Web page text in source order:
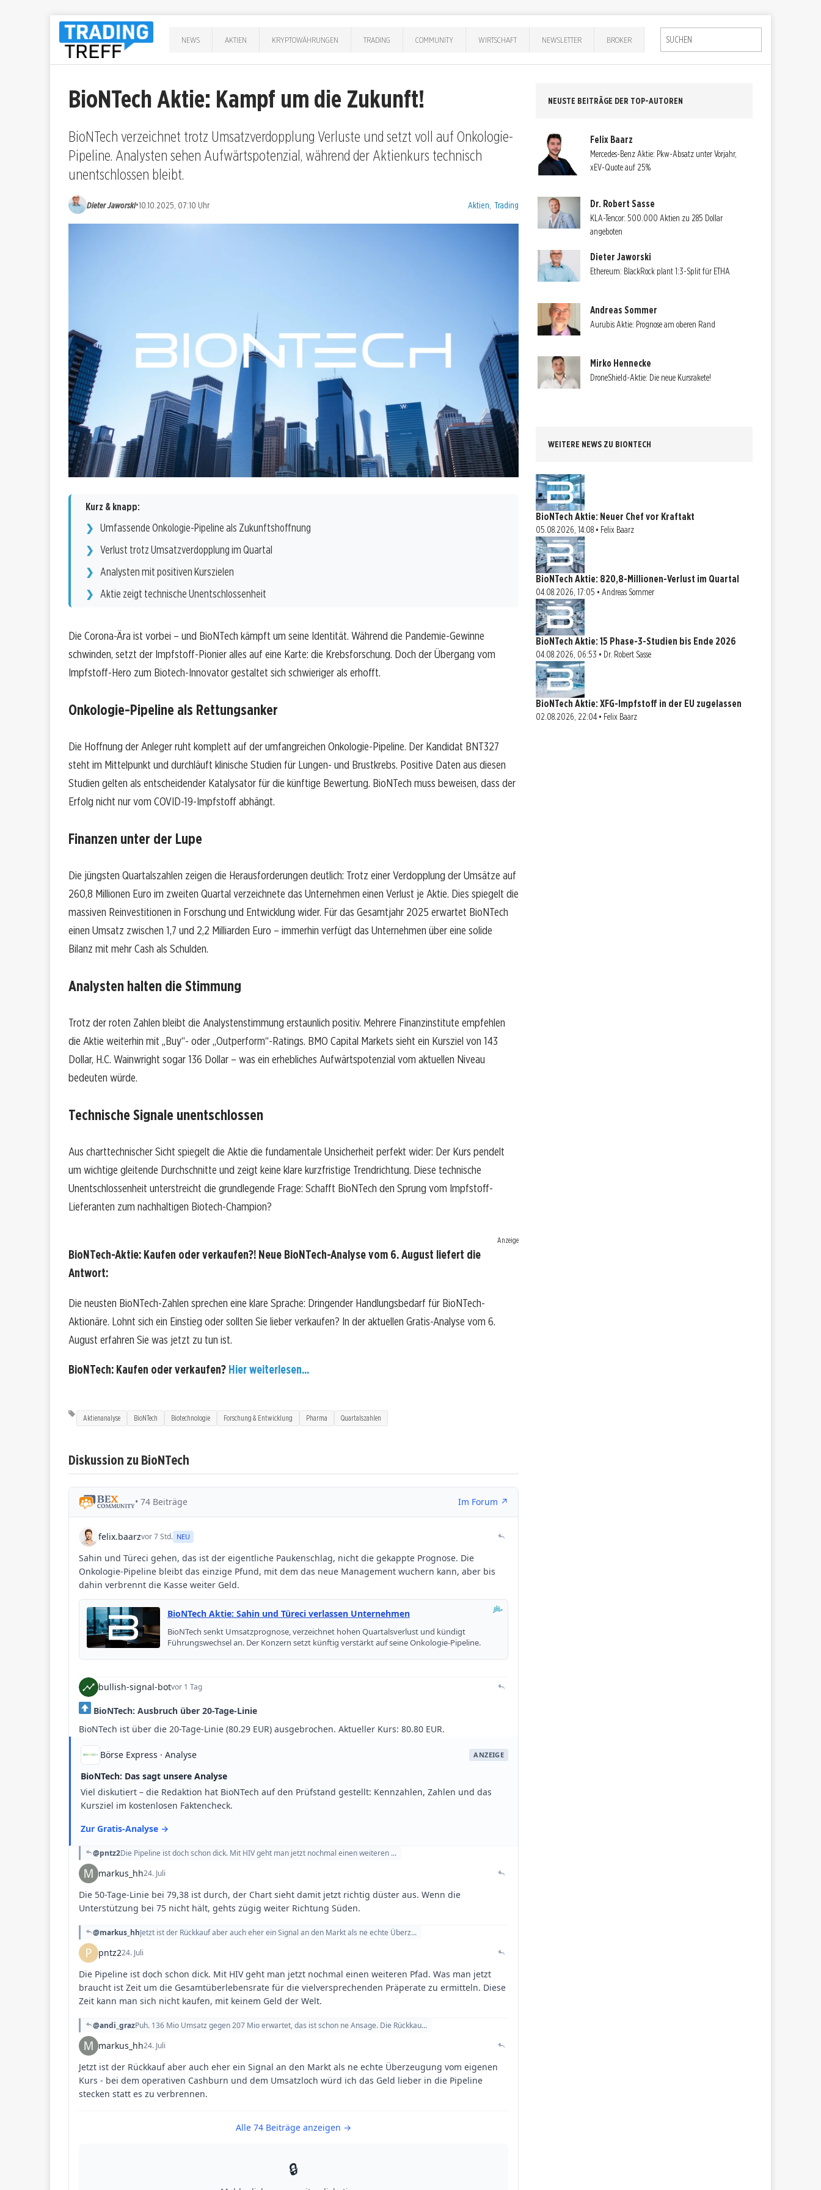
NEWS AKTIEN KRYPTOWÄHRUNGEN TRADING COMMUNITY WIRTSCHAFT NEWSLETTER BROKER
BioNTech Aktie: Kampf um die Zukunft!
BioNTech verzeichnet trotz Umsatzverdopplung Verluste und setzt voll auf Onkologie-
Pipeline. Analysten sehen Aufwärtspotenzial, während der Aktienkurs technisch
unentschlossen bleibt.
Dieter Jaworski•10.10.2025, 07:10 Uhr Kategorien:
Aktien Trading
Kurz & knapp:
Umfassende Onkologie-Pipeline als Zukunftshoffnung
Verlust trotz Umsatzverdopplung im Quartal
Analysten mit positiven Kurszielen
Aktie zeigt technische Unentschlossenheit
Die Corona-Ära ist vorbei – und BioNTech kämpft um seine Identität. Während die Pandemie-Gewinne
schwinden, setzt der Impfstoff-Pionier alles auf eine Karte: die Krebsforschung. Doch der Übergang vom
Impfstoff-Hero zum Biotech-Innovator gestaltet sich schwieriger als erhofft.
Onkologie-Pipeline als Rettungsanker
Die Hoffnung der Anleger ruht komplett auf der umfangreichen Onkologie-Pipeline. Der Kandidat BNT327
steht im Mittelpunkt und durchläuft klinische Studien für Lungen- und Brustkrebs. Positive Daten aus diesen
Studien gelten als entscheidender Katalysator für die künftige Bewertung. BioNTech muss beweisen, dass der
Erfolg nicht nur vom COVID-19-Impfstoff abhängt.
Finanzen unter der Lupe
Die jüngsten Quartalszahlen zeigen die Herausforderungen deutlich: Trotz einer Verdopplung der Umsätze auf
260,8 Millionen Euro im zweiten Quartal verzeichnete das Unternehmen einen Verlust je Aktie. Dies spiegelt die
massiven Reinvestitionen in Forschung und Entwicklung wider. Für das Gesamtjahr 2025 erwartet BioNTech
einen Umsatz zwischen 1,7 und 2,2 Milliarden Euro – immerhin verfügt das Unternehmen über eine solide
Bilanz mit mehr Cash als Schulden.
Analysten halten die Stimmung
Trotz der roten Zahlen bleibt die Analystenstimmung erstaunlich positiv. Mehrere Finanzinstitute empfehlen
die Aktie weiterhin mit „Buy“- oder „Outperform“-Ratings. BMO Capital Markets sieht ein Kursziel von 143
Dollar, H.C. Wainwright sogar 136 Dollar – was ein erhebliches Aufwärtspotenzial vom aktuellen Niveau
bedeuten würde.
Technische Signale unentschlossen
Aus charttechnischer Sicht spiegelt die Aktie die fundamentale Unsicherheit perfekt wider: Der Kurs pendelt
um wichtige gleitende Durchschnitte und zeigt keine klare kurzfristige Trendrichtung. Diese technische
Unentschlossenheit unterstreicht die grundlegende Frage: Schafft BioNTech den Sprung vom Impfstoff-
Lieferanten zum nachhaltigen Biotech-Champion?
Anzeige
BioNTech-Aktie: Kaufen oder verkaufen?! Neue BioNTech-Analyse vom 6. August liefert die
Antwort:
Die neusten BioNTech-Zahlen sprechen eine klare Sprache: Dringender Handlungsbedarf für BioNTech-
Aktionäre. Lohnt sich ein Einstieg oder sollten Sie lieber verkaufen? In der aktuellen Gratis-Analyse vom 6.
August erfahren Sie was jetzt zu tun ist.
BioNTech: Kaufen oder verkaufen? Hier weiterlesen...
Aktienanalyse BioNTech Biotechnologie Forschung & Entwicklung Pharma Quartalszahlen
Diskussion zu BioNTech
NEUSTE BEITRÄGE DER TOP-AUTOREN
Felix Baarz
Mercedes-Benz Aktie: Pkw-Absatz unter Vorjahr,
xEV-Quote auf 25%
Dr. Robert Sasse
KLA-Tencor: 500.000 Aktien zu 285 Dollar
angeboten
Dieter Jaworski
Ethereum: BlackRock plant 1:3-Split für ETHA
Andreas Sommer
Aurubis Aktie: Prognose am oberen Rand
Mirko Hennecke
DroneShield-Aktie: Die neue Kursrakete!
WEITERE NEWS ZU BIONTECH
BioNTech Aktie: Neuer Chef vor Kraftakt
05.08.2026, 14:08 • Felix Baarz
BioNTech Aktie: 820,8-Millionen-Verlust im Quartal
04.08.2026, 17:05 • Andreas Sommer
BioNTech Aktie: 15 Phase-3-Studien bis Ende 2026
04.08.2026, 06:53 • Dr. Robert Sasse
BioNTech Aktie: XFG-Impfstoff in der EU zugelassen
02.08.2026, 22:04 • Felix Baarz